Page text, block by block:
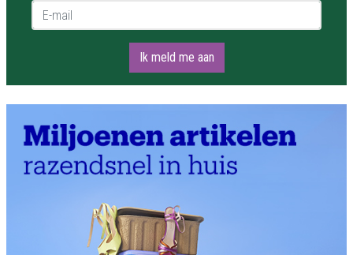
E-mail *
Ik meld me aan